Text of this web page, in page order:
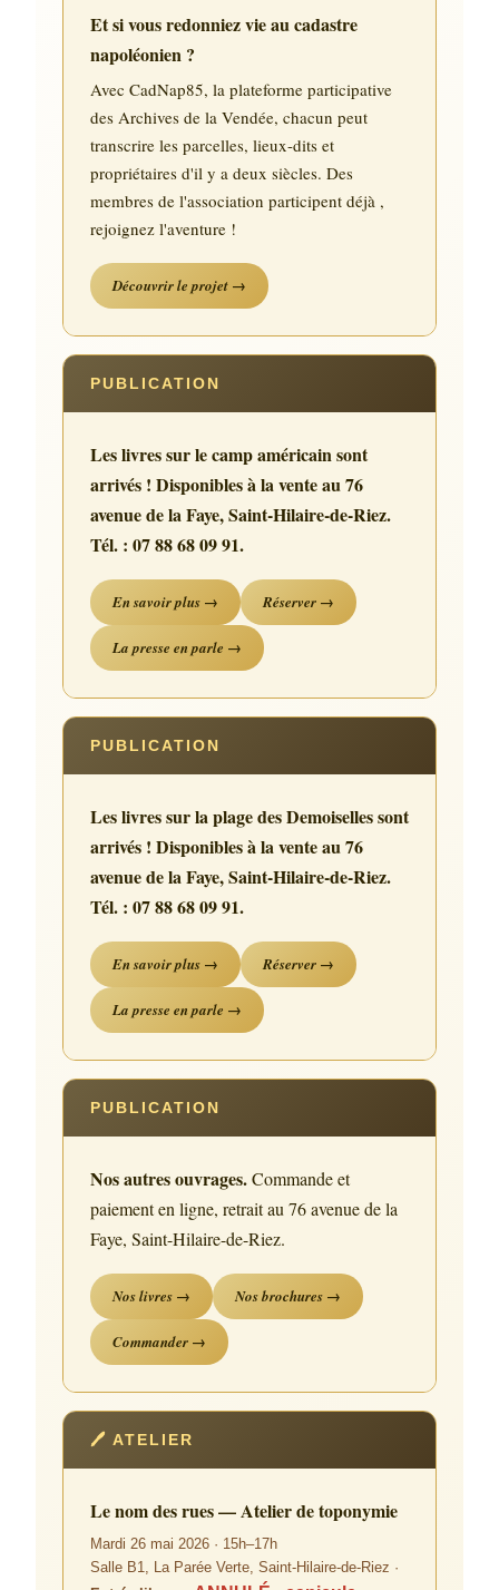
Et si vous redonniez vie au cadastre
napoléonien ?
Avec CadNap85, la plateforme participative
des Archives de la Vendée, chacun peut
transcrire les parcelles, lieux-dits et
propriétaires d'il y a deux siècles. Des
membres de l'association participent déjà ,
rejoignez l'aventure !
Découvrir le projet →
PUBLICATION
Les livres sur le camp américain sont
arrivés ! Disponibles à la vente au 76
avenue de la Faye, Saint-Hilaire-de-Riez.
Tél. : 07 88 68 09 91.
En savoir plus → Réserver →
La presse en parle →
PUBLICATION
Les livres sur la plage des Demoiselles sont
arrivés ! Disponibles à la vente au 76
avenue de la Faye, Saint-Hilaire-de-Riez.
Tél. : 07 88 68 09 91.
En savoir plus → Réserver →
La presse en parle →
PUBLICATION
Nos autres ouvrages.Commande et
paiement en ligne, retrait au 76 avenue de la
Faye, Saint-Hilaire-de-Riez.
Nos livres → Nos brochures →
Commander →
🖊 ATELIER
Le nom des rues — Atelier de toponymie
Mardi 26 mai 2026 · 15h–17h
Salle B1, La Parée Verte, Saint-Hilaire-de-Riez ·